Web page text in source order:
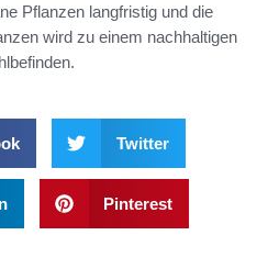
Pflanzen langfristig und die
wird zu einem nachhaltigen
Twitter
Pinterest